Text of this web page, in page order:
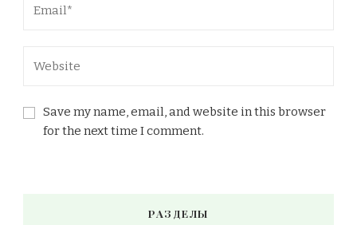
Save my name, email, and website in this browser
for the next time I comment.
РАЗДЕЛЫ